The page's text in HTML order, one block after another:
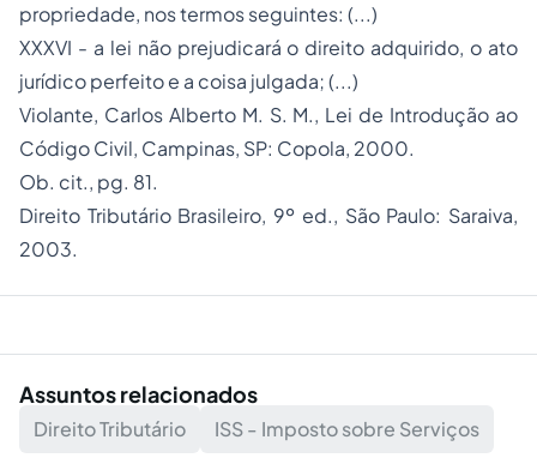
propriedade, nos termos seguintes: (...)
XXXVI - a lei não prejudicará o direito adquirido, o ato
jurídico perfeito e a coisa julgada; (...)
Violante, Carlos Alberto M. S. M., Lei de Introdução ao
Código Civil, Campinas, SP: Copola, 2000.
Ob. cit., pg. 81.
Direito Tributário Brasileiro, 9º ed., São Paulo: Saraiva,
2003.
Assuntos relacionados
Direito Tributário ISS - Imposto sobre Serviços